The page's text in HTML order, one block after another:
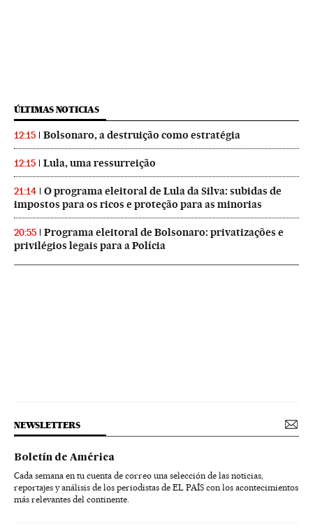
ÚLTIMAS NOTICIAS
12:15 Bolsonaro, a destruição como estratégia
12:15 Lula, uma ressurreição
21:14
O programa eleitoral de Lula da Silva: subidas de
impostos para os ricos e proteção para as minorias
20:55
Programa eleitoral de Bolsonaro: privatizações e
privilégios legais para a Polícia
NEWSLETTERS
Boletín de América
Cada semana en tu cuenta de correo una selección de las noticias,
reportajes y análisis de los periodistas de EL PAÍS con los acontecimientos
más relevantes del continente.